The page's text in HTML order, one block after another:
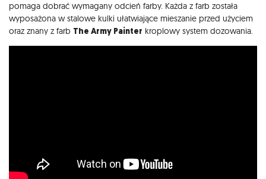
pomaga dobrać wymagany odcień farby. Każda z farb została
wyposażona w stalowe kulki ułatwiające mieszanie przed użyciem
oraz znany z farb The Army Painter kroplowy system dozowania.